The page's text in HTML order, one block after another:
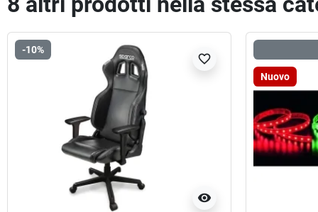
-10%
visibility
favorite_border
Nuovo